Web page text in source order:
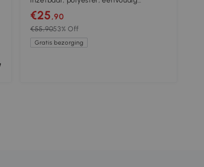
onderhoud, antislip, kleurrijk
€25,90
€55,9053% Off
Gratis bezorging